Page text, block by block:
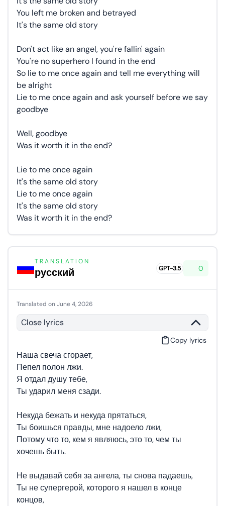
TRANSLATION
русский GPT-3.5 0
Translated on June 4, 2026
Close lyrics
Copy lyrics
Наша свеча сгорает,
Пепел полон лжи.
Я отдал душу тебе,
Ты ударил меня сзади.
Некуда бежать и некуда прятаться,
Ты боишься правды, мне надоело лжи,
Потому что то, кем я являюсь, это то, чем ты
хочешь быть.
Не выдавай себя за ангела, ты снова падаешь,
Ты не супергерой, которого я нашел в конце
концов,
You left me broken and betrayed
It's the same old story
Don't act like an angel, you're fallin' again
You're no superhero I found in the end
So lie to me once again and tell me everything will
be alright
Lie to me once again and ask yourself before we say
goodbye
Well, goodbye
Was it worth it in the end?
Lie to me once again
It's the same old story
Lie to me once again
It's the same old story